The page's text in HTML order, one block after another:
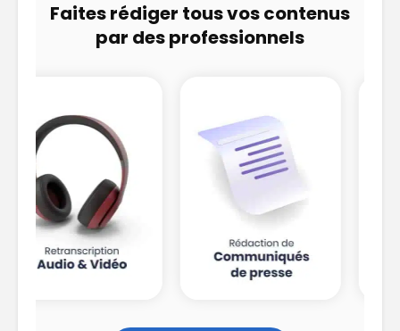
Faites rédiger tous vos contenus
par des professionnels